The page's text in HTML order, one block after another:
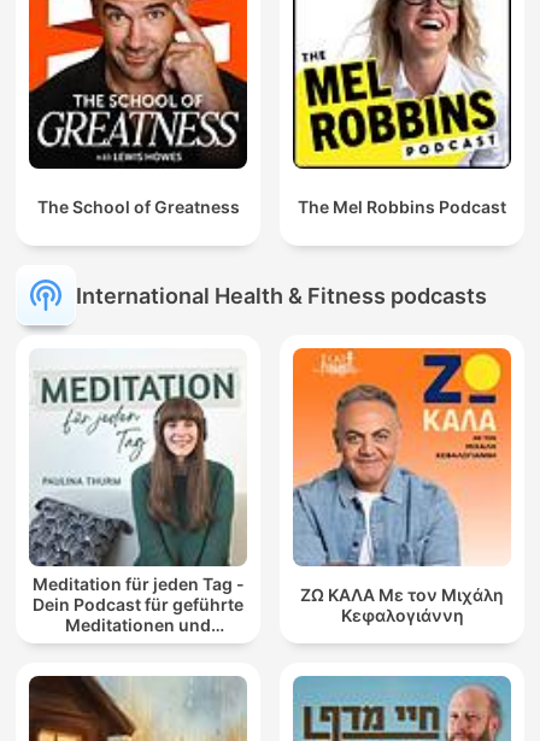
The School of Greatness The Mel Robbins Podcast
International Health & Fitness podcasts
Meditation für jeden Tag -
Dein Podcast für geführte
Meditationen und
Entspannung
ΖΩ ΚΑΛΑ Με τον Μιχάλη
Κεφαλογιάννη